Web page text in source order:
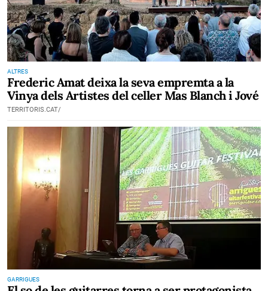
ALTRES
Frederic Amat deixa la seva empremta a la
Vinya dels Artistes del celler Mas Blanch i Jové
TERRITORIS.CAT/
GARRIGUES